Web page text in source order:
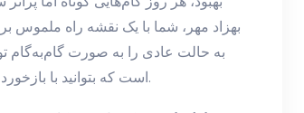
بهزاد مهر، شما با یک نقشه‌ راه ملموس
به حالت عادی را به صورت گام‌به‌گام
است که بتوانید با بازخورد سریع از تیم پزشکی، روند درمان را شخصی‌سازی کنید.